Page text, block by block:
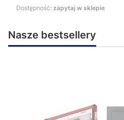
Dostępność: zapytaj w sklepie
Nasze bestsellery